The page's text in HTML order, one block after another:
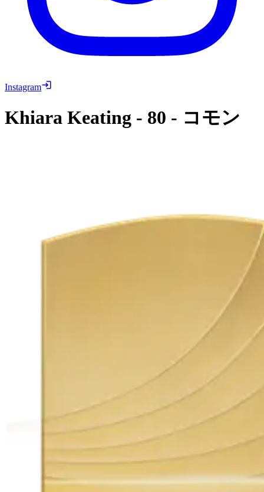
Instagram
Khiara Keating - 80 - コモン